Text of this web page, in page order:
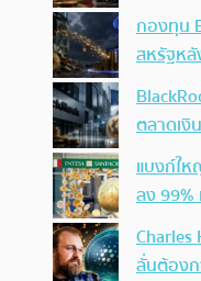
กองทุน
สหรัฐหลั
ตลาดเงิ
แบงก์ใ
ลง 99%
ลั่นต้อง